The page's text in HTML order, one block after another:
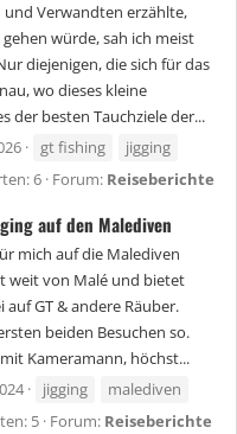
und Verwandten erzählte,
würde, sah ich meist
diejenigen, die sich für das
wo dieses kleine
der besten Tauchziele der...
gt fishing
jigging
6 Forum: Reiseberichte
auf den Malediven
mich auf die Malediven
weit von Malé und bietet
GT & andere Räuber.
beiden Besuchen so.
Kameramann, höchst...
jigging
malediven
5 Forum: Reiseberichte